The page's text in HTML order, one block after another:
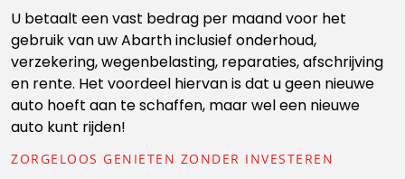
U betaalt een vast bedrag per maand voor het
gebruik van uw Abarth inclusief onderhoud,
verzekering, wegenbelasting, reparaties, afschrijving
en rente. Het voordeel hiervan is dat u geen nieuwe
auto hoeft aan te schaffen, maar wel een nieuwe
auto kunt rijden!
ZORGELOOS GENIETEN ZONDER INVESTEREN